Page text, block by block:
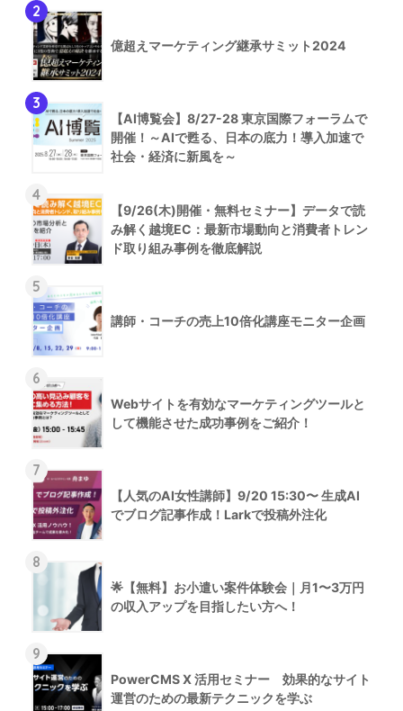
2
億超えマーケティング継承サミット2024
3
【AI博覧会】8/27-28 東京国際フォーラムで
開催！～AIで甦る、日本の底力！導入加速で
社会・経済に新風を～
4
【9/26(木)開催・無料セミナー】データで読
み解く越境EC：最新市場動向と消費者トレン
ド取り組み事例を徹底解説
5
講師・コーチの売上10倍化講座モニター企画
6
Webサイトを有効なマーケティングツールと
して機能させた成功事例をご紹介！
7
【人気のAI女性講師】9/20 15:30〜 生成AI
でブログ記事作成！Larkで投稿外注化
8
🌟【無料】お小遣い案件体験会｜月1〜3万円
の収入アップを目指したい方へ！
9
PowerCMS X 活用セミナー 効果的なサイト
運営のための最新テクニックを学ぶ